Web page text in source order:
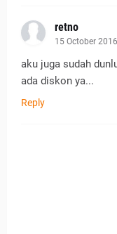
retno
15 October
aku juga sudah
ada diskon ya...
Reply